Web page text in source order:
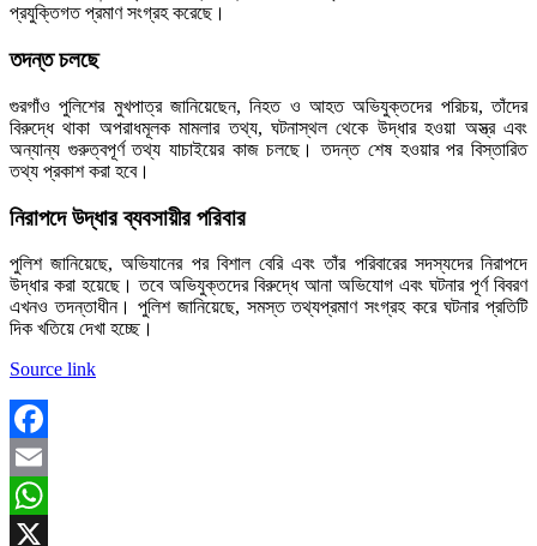
প্রযুক্তিগত প্রমাণ সংগ্রহ করেছে।
তদন্ত চলছে
গুরগাঁও পুলিশের মুখপাত্র জানিয়েছেন, নিহত ও আহত অভিযুক্তদের পরিচয়, তাঁদের
বিরুদ্ধে থাকা অপরাধমূলক মামলার তথ্য, ঘটনাস্থল থেকে উদ্ধার হওয়া অস্ত্র এবং
অন্যান্য গুরুত্বপূর্ণ তথ্য যাচাইয়ের কাজ চলছে। তদন্ত শেষ হওয়ার পর বিস্তারিত
তথ্য প্রকাশ করা হবে।
নিরাপদে উদ্ধার ব্যবসায়ীর পরিবার
পুলিশ জানিয়েছে, অভিযানের পর বিশাল বেরি এবং তাঁর পরিবারের সদস্যদের নিরাপদে
উদ্ধার করা হয়েছে। তবে অভিযুক্তদের বিরুদ্ধে আনা অভিযোগ এবং ঘটনার পূর্ণ বিবরণ
এখনও তদন্তাধীন। পুলিশ জানিয়েছে, সমস্ত তথ্যপ্রমাণ সংগ্রহ করে ঘটনার প্রতিটি
দিক খতিয়ে দেখা হচ্ছে।
Source link
Facebook
Email
WhatsApp